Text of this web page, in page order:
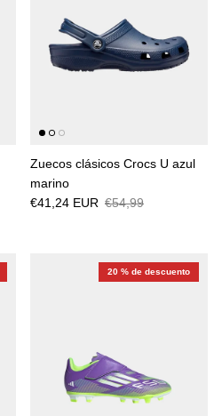
Zuecos clásicos Crocs U azul
marino
€41,24 EUR €54,99
20 % de descuento